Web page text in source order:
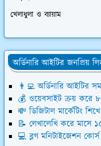
খেলাধুলা ও ব্যায়াম
অর্ডিনারি আইটির জনপ্রিয়
👨‍💻 অর্ডিনারি আইটির
💰 ওয়েবসাইট ক্রয়
💸 ডিজিটাল মার্কেটিং
📝 লেখালেখি করে
💻 ব্লগ মনিটাইজেশন